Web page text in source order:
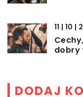
11 | 10 |
dobry
DODAJ